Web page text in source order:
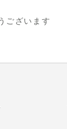
ございます